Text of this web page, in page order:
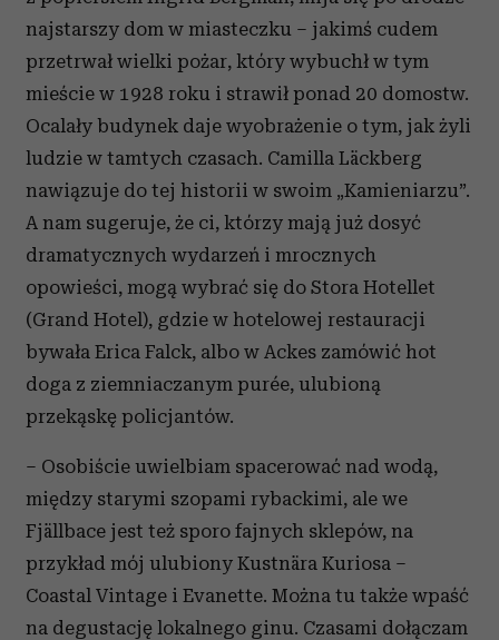
najstarszy dom w miasteczku – jakimś cudem
przetrwał wielki pożar, który wybuchł w tym
mieście w 1928 roku i strawił ponad 20 domostw.
Ocalały budynek daje wyobrażenie o tym, jak żyli
ludzie w tamtych czasach. Camilla Läckberg
nawiązuje do tej historii w swoim „Kamieniarzu”.
A nam sugeruje, że ci, którzy mają już dosyć
dramatycznych wydarzeń i mrocznych
opowieści, mogą wybrać się do Stora Hotellet
(Grand Hotel), gdzie w hotelowej restauracji
bywała Erica Falck, albo w Ackes zamówić hot
doga z ziemniaczanym purée, ulubioną
przekąskę policjantów.
– Osobiście uwielbiam spacerować nad wodą,
między starymi szopami rybackimi, ale we
Fjällbace jest też sporo fajnych sklepów, na
przykład mój ulubiony Kustnära Kuriosa –
Coastal Vintage i Evanette. Można tu także wpaść
na degustację lokalnego ginu. Czasami dołączam